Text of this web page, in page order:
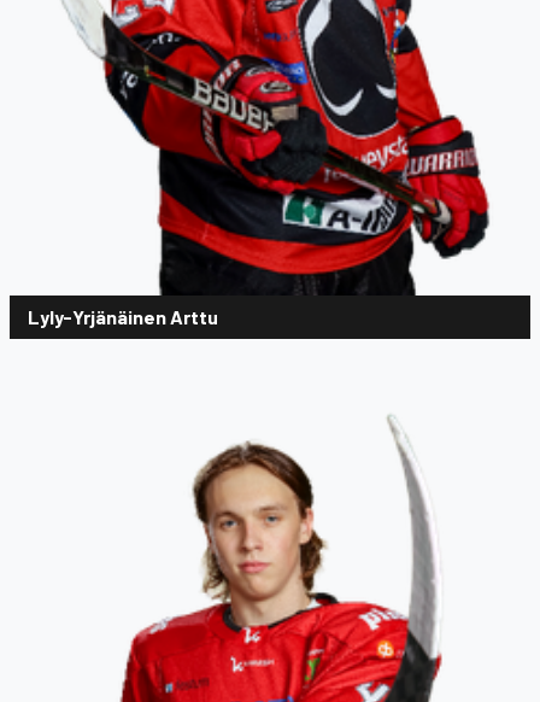
Lyly-Yrjänäinen Arttu